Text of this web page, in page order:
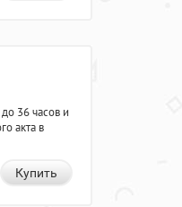
36 часов и
акта в
Купить